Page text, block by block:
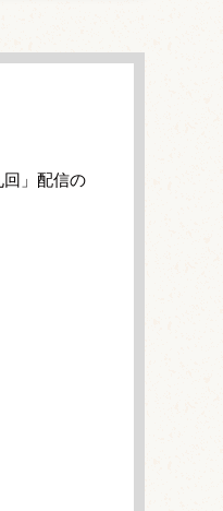
」配信の